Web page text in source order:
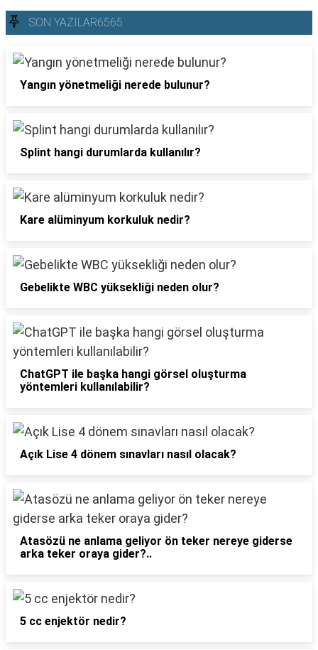
SON YAZILAR6565
Yangın yönetmeliği nerede bulunur?
Splint hangi durumlarda kullanılır?
Kare alüminyum korkuluk nedir?
Gebelikte WBC yüksekliği neden olur?
ChatGPT ile başka hangi görsel oluşturma
yöntemleri kullanılabilir?
Açık Lise 4 dönem sınavları nasıl olacak?
Atasözü ne anlama geliyor ön teker nereye giderse
arka teker oraya gider?..
5 cc enjektör nedir?